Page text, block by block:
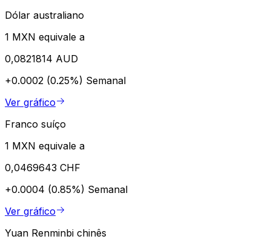
Dólar australiano
1 MXN equivale a
0,0821814 AUD
+0.0002 (0.25%) Semanal
Ver gráfico
Franco suíço
1 MXN equivale a
0,0469643 CHF
+0.0004 (0.85%) Semanal
Ver gráfico
Yuan Renminbi chinês